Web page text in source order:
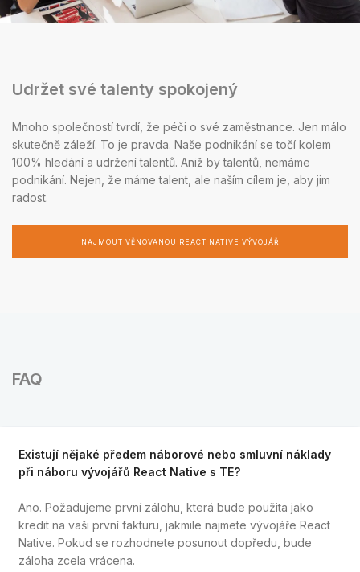
Udržet své talenty spokojený
Mnoho společností tvrdí, že péči o své zaměstnance. Jen málo
skutečně záleží. To je pravda. Naše podnikání se točí kolem
100% hledání a udržení talentů. Aniž by talentů, nemáme
podnikání. Nejen, že máme talent, ale naším cílem je, aby jim
radost.
NAJMOUT VĚNOVANOU REACT NATIVE VÝVOJÁŘ
FAQ
Existují nějaké předem náborové nebo smluvní náklady
při náboru vývojářů React Native s TE?
Ano. Požadujeme první zálohu, která bude použita jako
kredit na vaši první fakturu, jakmile najmete vývojáře React
Native. Pokud se rozhodnete posunout dopředu, bude
záloha zcela vrácena.